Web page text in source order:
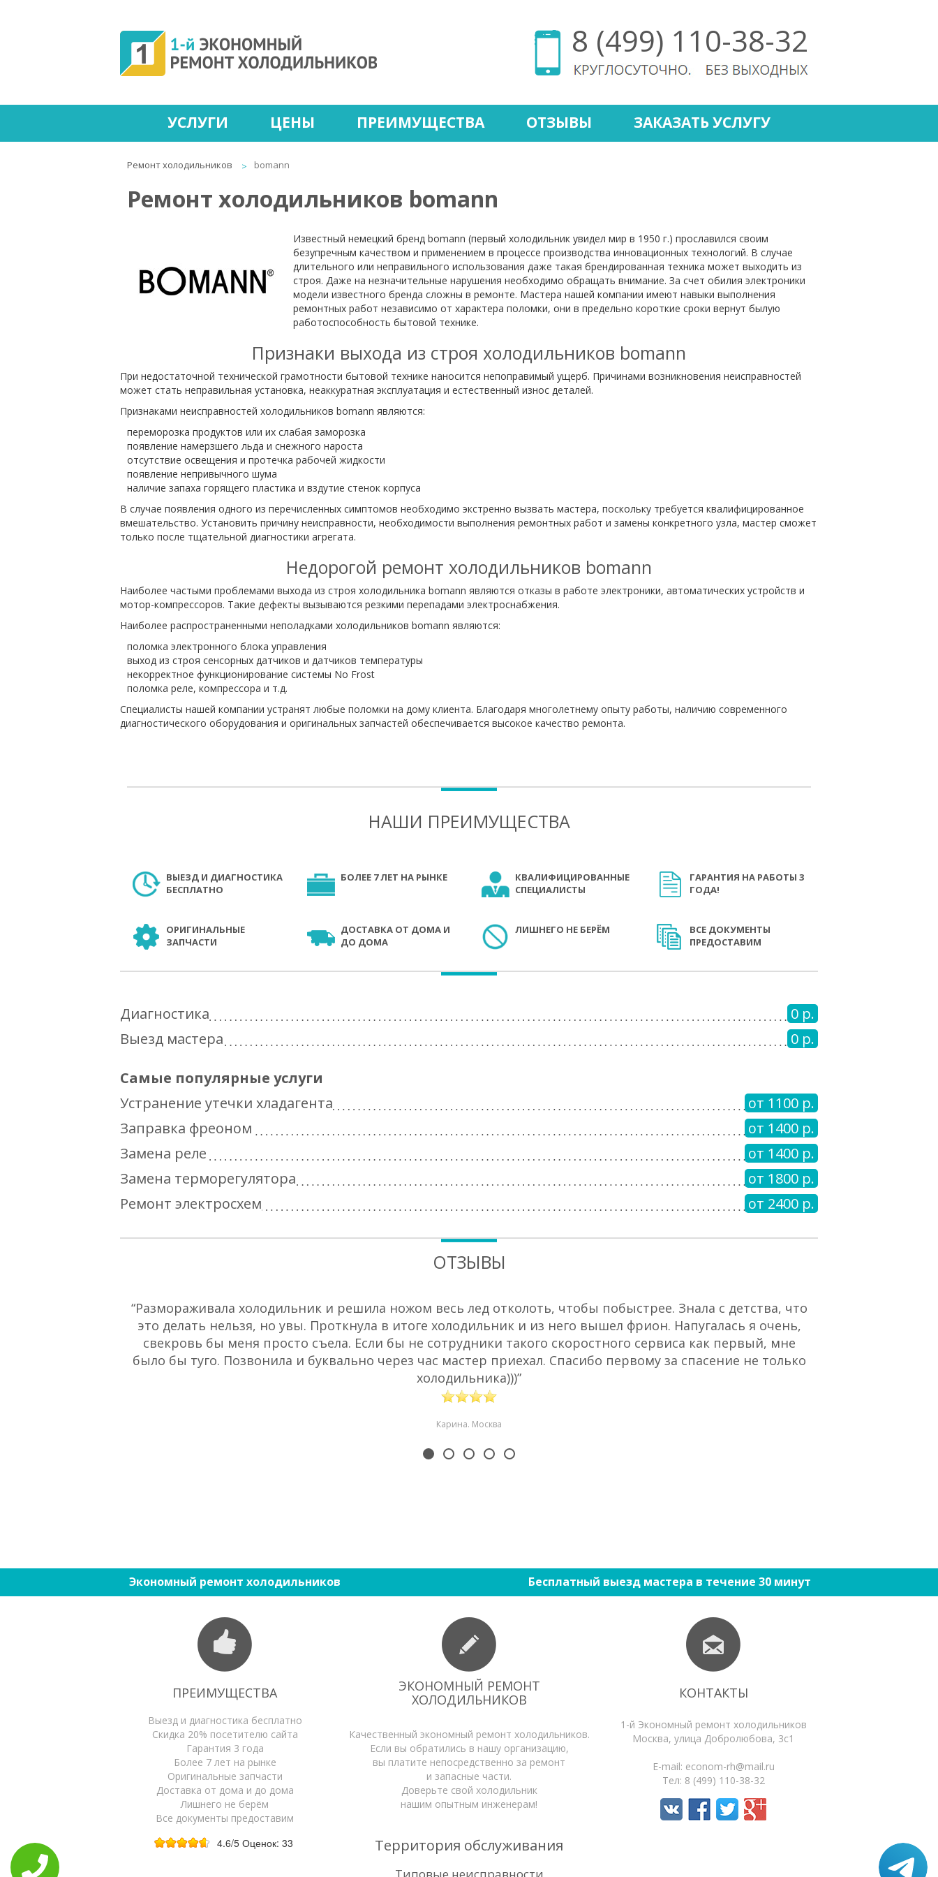
8 (499) 110-38-32
УСЛУГИ ЦЕНЫ ПРЕИМУЩЕСТВА ОТЗЫВЫ ЗАКАЗАТЬ УСЛУГУ
Ремонт холодильников bomann
Ремонт холодильников bomann
Известный немецкий бренд bomann (первый холодильник увидел мир в 1950 г.) прославился своим
безупречным качеством и применением в процессе производства инновационных технологий. В случае
длительного или неправильного использования даже такая брендированная техника может выходить из
строя. Даже на незначительные нарушения необходимо обращать внимание. За счет обилия электроники
модели известного бренда сложны в ремонте. Мастера нашей компании имеют навыки выполнения
ремонтных работ независимо от характера поломки, они в предельно короткие сроки вернут былую
работоспособность бытовой технике.
Признаки выхода из строя холодильников bomann
При недостаточной технической грамотности бытовой технике наносится непоправимый ущерб. Причинами возникновения неисправностей
может стать неправильная установка, неаккуратная эксплуатация и естественный износ деталей.
Признаками неисправностей холодильников bomann являются:
переморозка продуктов или их слабая заморозка
появление намерзшего льда и снежного нароста
отсутствие освещения и протечка рабочей жидкости
появление непривычного шума
наличие запаха горящего пластика и вздутие стенок корпуса
В случае появления одного из перечисленных симптомов необходимо экстренно вызвать мастера, поскольку требуется квалифицированное
вмешательство. Установить причину неисправности, необходимости выполнения ремонтных работ и замены конкретного узла, мастер сможет
только после тщательной диагностики агрегата.
Недорогой ремонт холодильников bomann
Наиболее частыми проблемами выхода из строя холодильника bomann являются отказы в работе электроники, автоматических устройств и
мотор-компрессоров. Такие дефекты вызываются резкими перепадами электроснабжения.
Наиболее распространенными неполадками холодильников bomann являются:
поломка электронного блока управления
выход из строя сенсорных датчиков и датчиков температуры
некорректное функционирование системы No Frost
поломка реле, компрессора и т.д.
Специалисты нашей компании устранят любые поломки на дому клиента. Благодаря многолетнему опыту работы, наличию современного
диагностического оборудования и оригинальных запчастей обеспечивается высокое качество ремонта.
НАШИ ПРЕИМУЩЕСТВА
ВЫЕЗД И ДИАГНОСТИКА
БЕСПЛАТНО
БОЛЕЕ 7 ЛЕТ НА РЫНКЕ
КВАЛИФИЦИРОВАННЫЕ
СПЕЦИАЛИСТЫ
ГАРАНТИЯ НА РАБОТЫ 3
ГОДА!
ОРИГИНАЛЬНЫЕ
ЗАПЧАСТИ
ДОСТАВКА ОТ ДОМА И
ДО ДОМА
ЛИШНЕГО НЕ БЕРЁМ
ВСЕ ДОКУМЕНТЫ
ПРЕДОСТАВИМ
Диагностика
0 р.
Выезд мастера
0 р.
Самые популярные услуги
Устранение утечки хладагента
от 1100 р.
Заправка фреоном
от 1400 р.
Замена реле
от 1400 р.
Замена терморегулятора
от 1800 р.
Ремонт электросхем
от 2400 р.
ОТЗЫВЫ
“Размораживала холодильник и решила ножом весь лед отколоть, чтобы побыстрее. Знала с детства, что
это делать нельзя, но увы. Проткнула в итоге холодильник и из него вышел фрион. Напугалась я очень,
свекровь бы меня просто съела. Если бы не сотрудники такого скоростного сервиса как первый, мне
было бы туго. Позвонила и буквально через час мастер приехал. Спасибо первому за спасение не только
холодильника)))”
Карина. Москва
Экономный ремонт холодильников Бесплатный выезд мастера в течение 30 минут
ПРЕИМУЩЕСТВА
ЭКОНОМНЫЙ РЕМОНТ
ХОЛОДИЛЬНИКОВ
КОНТАКТЫ
Выезд и диагностика бесплатно
Скидка 20% посетителю сайта
Гарантия 3 года
Более 7 лет на рынке
Оригинальные запчасти
Доставка от дома и до дома
Лишнего не берём
Все документы предоставим
Качественный экономный ремонт холодильников.
Если вы обратились в нашу организацию,
вы платите непосредственно за ремонт
и запасные части.
Доверьте свой холодильник
нашим опытным инженерам!
1-й Экономный ремонт холодильников
Москва, улица Добролюбова, 3с1
E-mail: econom-rh@mail.ru
Тел: 8 (499) 110-38-32
Территория обслуживания
4.6/5 Оценок: 33